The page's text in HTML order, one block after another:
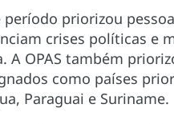
priorizou
crises políticas e
A OPAS também
como países
Paraguai e Suriname.